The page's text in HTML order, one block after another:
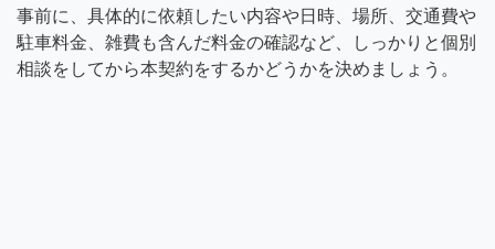
事前に、具体的に依頼したい内容や日時、場所、交通費や
駐車料金、雑費も含んだ料金の確認など、しっかりと個別
相談をしてから本契約をするかどうかを決めましょう。